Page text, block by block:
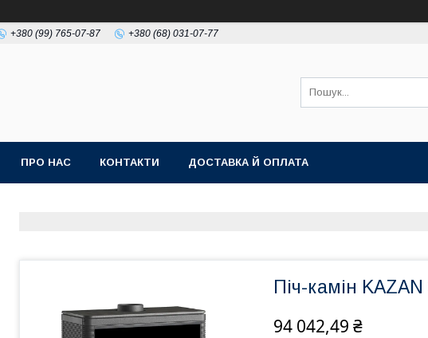
+380 (99) 765-07-87 +380 (68) 031-07-77
ПРО НАС КОНТАКТИ ДОСТАВКА Й ОПЛАТА
Піч-камін
94 042,49 ₴